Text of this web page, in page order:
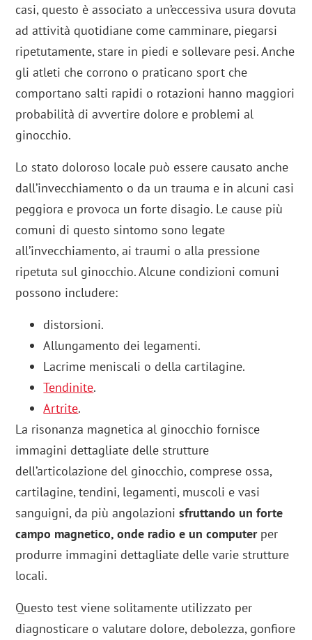
casi, questo è associato a un’eccessiva usura dovuta
ad attività quotidiane come camminare, piegarsi
ripetutamente, stare in piedi e sollevare pesi. Anche
gli atleti che corrono o praticano sport che
comportano salti rapidi o rotazioni hanno maggiori
probabilità di avvertire dolore e problemi al
ginocchio.
Lo stato doloroso locale può essere causato anche
dall’invecchiamento o da un trauma e in alcuni casi
peggiora e provoca un forte disagio. Le cause più
comuni di questo sintomo sono legate
all’invecchiamento, ai traumi o alla pressione
ripetuta sul ginocchio. Alcune condizioni comuni
possono includere:
distorsioni.
Allungamento dei legamenti.
Lacrime meniscali o della cartilagine.
Tendinite.
Artrite.
La risonanza magnetica al ginocchio fornisce
immagini dettagliate delle strutture
dell’articolazione del ginocchio, comprese ossa,
cartilagine, tendini, legamenti, muscoli e vasi
sanguigni, da più angolazionisfruttando un forte
campo magnetico, onde radio e un computerper
produrre immagini dettagliate delle varie strutture
locali.
Questo test viene solitamente utilizzato per
diagnosticare o valutare dolore, debolezza, gonfiore